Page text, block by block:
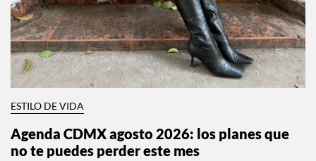
ESTILO DE VIDA
Agenda CDMX agosto 2026: los planes que
no te puedes perder este mes